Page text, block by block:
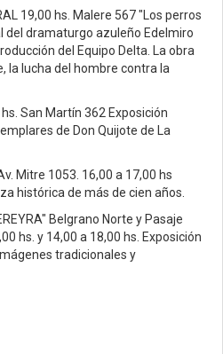
19,00 hs. Malere 567 "Los perros
del dramaturgo azuleño Edelmiro
del Equipo Delta. La obra
la lucha del hombre contra la
San Martín 362 Exposición
de Don Quijote de La
Mitre 1053. 16,00 a 17,00 hs
histórica de más de cien años.
Belgrano Norte y Pasaje
hs. y 14,00 a 18,00 hs. Exposición
tradicionales y